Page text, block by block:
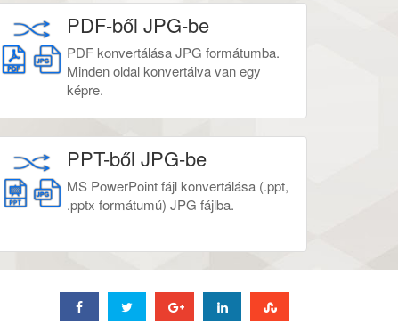
PDF-ből JPG-be
PDF konvertálása JPG formátumba.
Minden oldal konvertálva van egy
képre.
PPT-ből JPG-be
MS PowerPoint fájl konvertálása (.ppt,
.pptx formátumú) JPG fájlba.